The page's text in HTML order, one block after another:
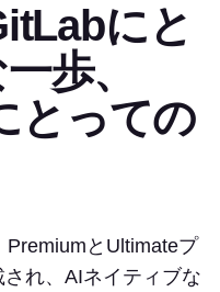
にと
歩、
とっての
PremiumとUltimateプ
れ、AIネイティブな